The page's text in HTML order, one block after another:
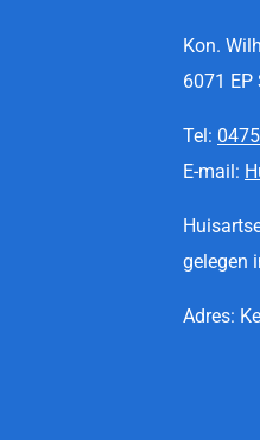
Kon.
6071 EP
Tel:
E-mail:
gelegen
Adres: